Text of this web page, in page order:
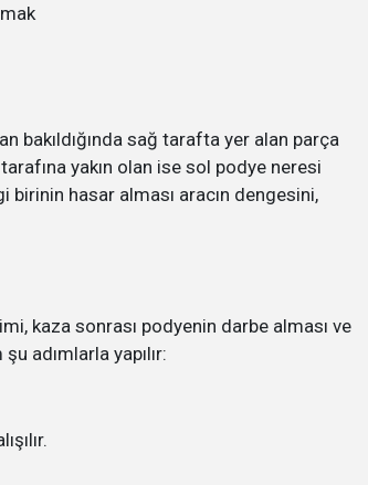
bakıldığında sağ tarafta yer alan parça
yakın olan ise sol podye neresi
birinin hasar alması aracın dengesini,
kaza sonrası podyenin darbe alması ve
adımlarla yapılır: